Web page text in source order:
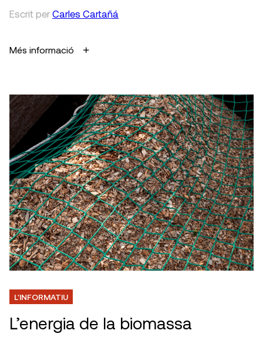
Escrit per Carles Cartañá
Més informació
L'INFORMATIU
L’energia de la biomassa